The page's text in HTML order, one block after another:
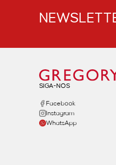
SIGA-NOS
Facebook
Instagram
WhatsApp